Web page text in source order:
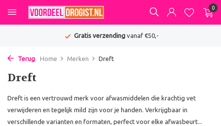
0
Gratis verzendingvanaf €50,-
Terug Home Merken Dreft
Dreft
Dreft is een vertrouwd merk voor afwasmiddelen die krachtig vet
verwijderen en tegelijk mild zijn voor je handen. Verkrijgbaar in
verschillende varianten en formaten, perfect voor elke afwasbeurt...